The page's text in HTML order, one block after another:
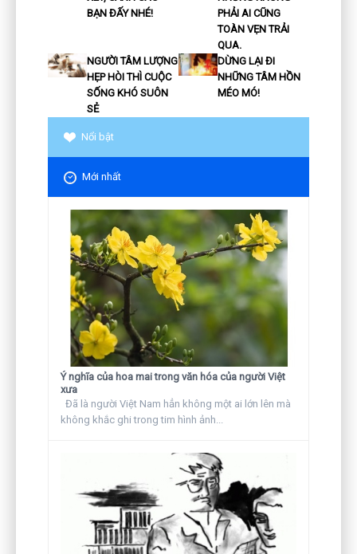
BẠN ĐẤY NHÉ!
PHẢI AI CŨNG
TOÀN VẸN TRẢI
QUA.
NGƯỜI TÂM LƯỢNG
HẸP HÒI THÌ CUỘC
SỐNG KHÓ SUÔN
SẺ
DỪNG LẠI ĐI
NHỮNG TÂM HỒN
MÉO MÓ!
Nổi bật
Mới nhất
Ý nghĩa của hoa mai trong văn hóa của người Việt
xưa
Đã là người Việt Nam hẳn không một ai lớn lên mà
không khắc ghi trong tim hình ảnh...